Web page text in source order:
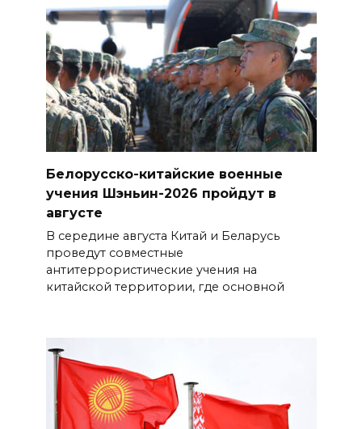
Белорусско-китайские военные
учения Шэньин-2026 пройдут в
августе
В середине августа Китай и Беларусь
проведут совместные
антитеррористические учения на
китайской территории, где основной